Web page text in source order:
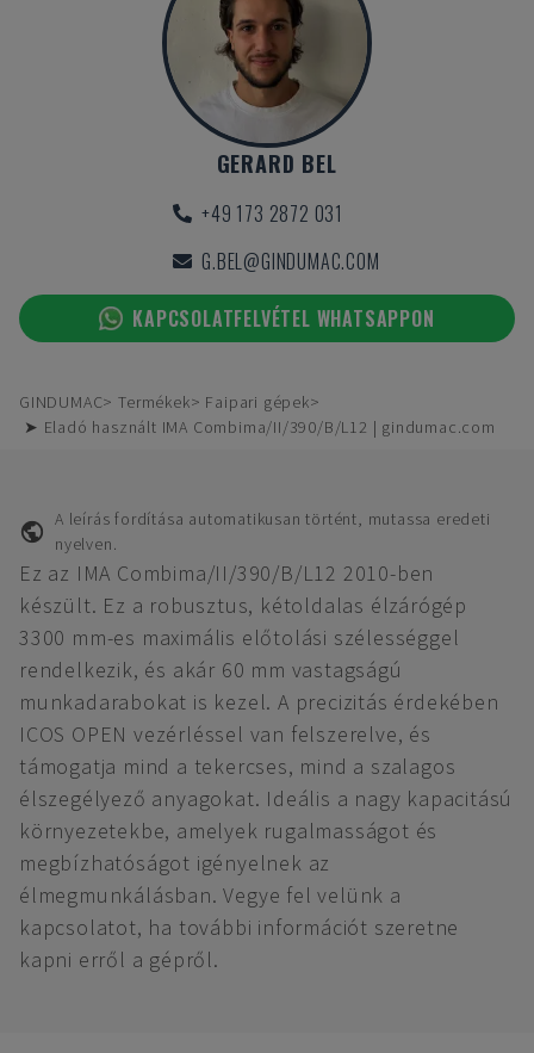
GERARD BEL
+49 173 2872 031
G.BEL@GINDUMAC.COM
KAPCSOLATFELVÉTEL WHATSAPPON
GINDUMAC Termékek
Faipari gépek
➤ Eladó használt IMA Combima/II/390/B/L12 | gindumac.com
A leírás fordítása automatikusan történt, mutassa eredeti
nyelven.
Ez az IMA Combima/II/390/B/L12 2010-ben
készült. Ez a robusztus, kétoldalas élzárógép
3300 mm-es maximális előtolási szélességgel
rendelkezik, és akár 60 mm vastagságú
munkadarabokat is kezel. A precizitás érdekében
ICOS OPEN vezérléssel van felszerelve, és
támogatja mind a tekercses, mind a szalagos
élszegélyező anyagokat. Ideális a nagy kapacitású
környezetekbe, amelyek rugalmasságot és
megbízhatóságot igényelnek az
élmegmunkálásban. Vegye fel velünk a
kapcsolatot, ha további információt szeretne
kapni erről a gépről.